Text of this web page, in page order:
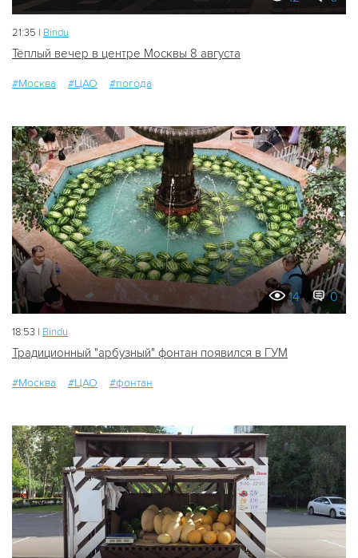
21:35 | Bindu
Тёплый вечер в центре Москвы 8 августа
#Москва #ЦАО #погода
14 0
18:53 | Bindu
Традиционный "арбузный" фонтан появился в ГУМ
#Москва #ЦАО #фонтан